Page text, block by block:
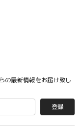
の最新情報をお届け致し
登録